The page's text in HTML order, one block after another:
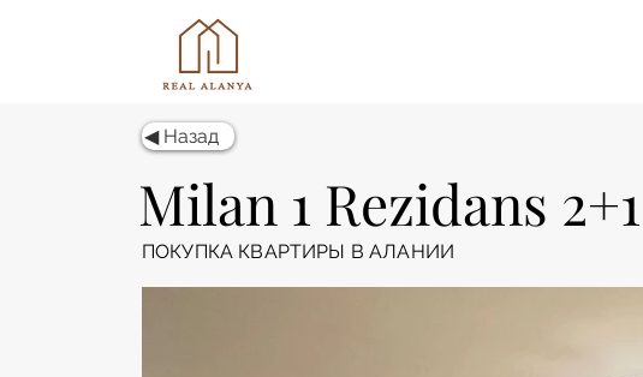
ПОКУПКА КВАРТИРЫ В АЛАНИИ
Milan 1 Rezidans 2+1
◀ Назад